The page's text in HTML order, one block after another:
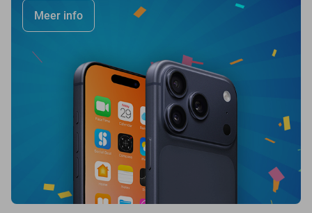
Meer info